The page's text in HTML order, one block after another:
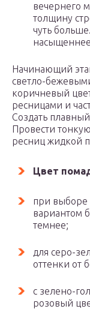
вечернего
толщину
чуть
Начинающий
светло-
коричневый
ресницами и
Создать
Провести
ресниц жидкой
Цвет
при
вариантом
темнее;
для серо-
оттенки от
с зелено-
розовый